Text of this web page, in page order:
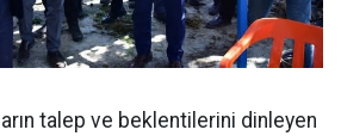
talep ve beklentilerini dinleyen